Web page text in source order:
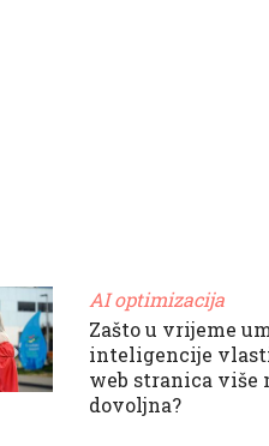
AI optimizacija
Zašto u vrijeme
inteligencije
web stranica više
dovoljna?